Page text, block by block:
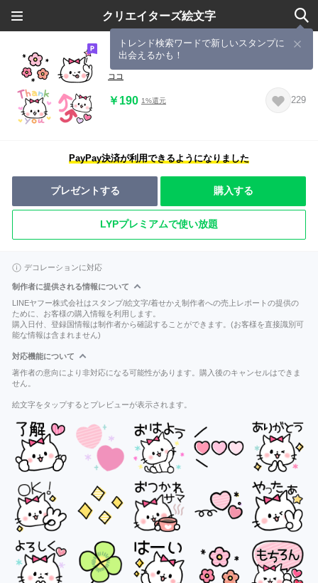
クリエイターズ絵文字
トレンド検索ワードで新しいスタンプに
出会えるかも！
リボンねこの毎日使える絵文字
ココ
￥190 1%還元 229
PayPay決済が利用できるようになりました
プレゼントする 購入する
LYPプレミアムで使い放題
デコレーションに対応
制作者に提供される情報について
LINEヤフー株式会社はスタンプ/絵文字/着せかえ制作者への売上レポートの提供の
ために、お客様の購入情報を利用します。
購入日付、登録国情報は制作者から確認することができます。(お客様を直接識別可
能な情報は含まれません)
対応機能について
著作者の意向により非対応になる可能性があります。購入後のキャンセルはできま
せん。
絵文字をタップするとプレビューが表示されます。